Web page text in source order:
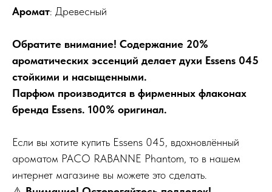
Аромат: Древесный
Обратите внимание! Содержание 20%
ароматических эссенций делает духи Essens 045
стойкими и насыщенными.
Парфюм производится в фирменных флаконах
бренда Essens. 100% оригинал.
Если вы хотите купить Essens 045, вдохновлённый
ароматом PACO RABANNE Phantom, то в нашем
интернет магазине вы можете это сделать.